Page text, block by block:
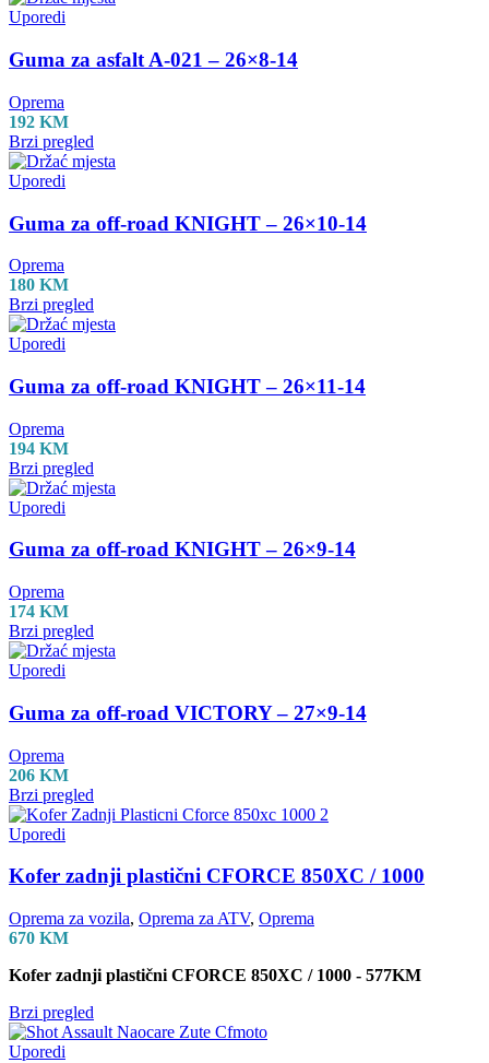
Uporedi
Guma za asfalt A-021 – 26×8-14
Oprema
192 KM
Brzi pregled
Uporedi
Guma za off-road KNIGHT – 26×10-14
Oprema
180 KM
Brzi pregled
Uporedi
Guma za off-road KNIGHT – 26×11-14
Oprema
194 KM
Brzi pregled
Uporedi
Guma za off-road KNIGHT – 26×9-14
Oprema
174 KM
Brzi pregled
Uporedi
Guma za off-road VICTORY – 27×9-14
Oprema
206 KM
Brzi pregled
Uporedi
Kofer zadnji plastični CFORCE 850XC / 1000
Oprema za vozila, Oprema za ATV, Oprema
670 KM
Kofer zadnji plastični CFORCE 850XC / 1000 - 577KM
Brzi pregled
Uporedi